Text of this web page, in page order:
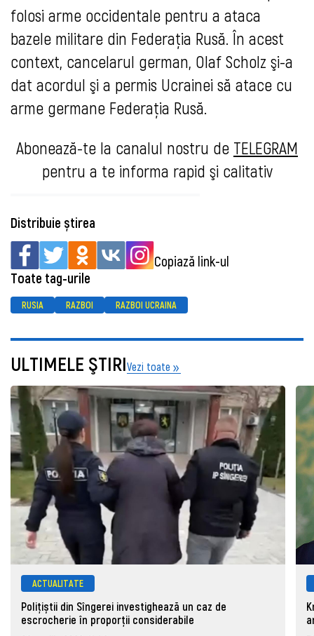
folosi arme occidentale pentru a ataca
bazele militare din Federaţia Rusă. În acest
context, cancelarul german, Olaf Scholz şi-a
dat acordul şi a permis Ucrainei să atace cu
arme germane Federaţia Rusă.
Abonează-te la canalul nostru de TELEGRAM
pentru a te informa rapid şi calitativ
Distribuie știrea
Copiază link-ul
Toate tag-urile
RUSIA RAZBOI RAZBOI UCRAINA
ULTIMELE ŞTIRIVezi toate
ACTUALITATE
Polițiștii din Sîngerei investighează un caz de
escrocherie în proporții considerabile